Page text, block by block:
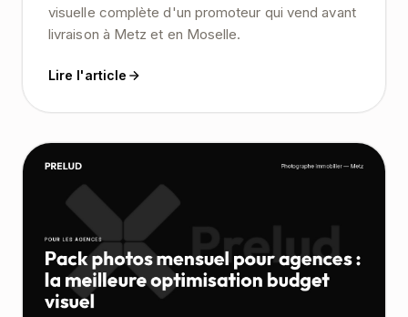
visuelle complète d'un promoteur qui vend avant
livraison à Metz et en Moselle.
Lire l'article